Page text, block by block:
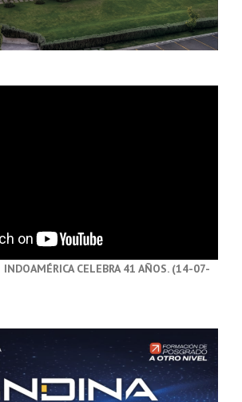
INDOAMÉRICA CELEBRA 41 AÑOS. (14-07-